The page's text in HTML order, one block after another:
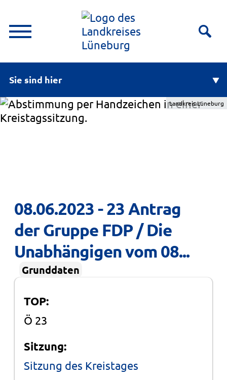
Sie sind hier
Landkreis Lüneburg
der Gruppe FDP / Die
Unabhängigen vom 08...
Grunddaten
TOP:
Sitzung:
Gremium: